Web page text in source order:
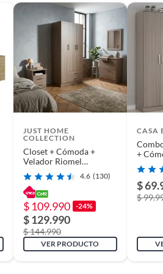
Bisagra
2
Dormitorio
170,2 Cm
168,2 Cm
48,3 Cm
JUST HOME
COLLECTION
Closet + Cómoda +
Velador Riomel
46,5x81,4x182 cm
4.6 (130)
$ 109.990 -24%
$ 129.990
$ 144.990
VER PRODUCTO
CASA
+
$
$